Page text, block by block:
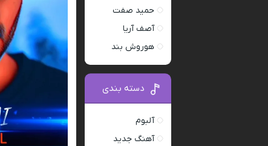
حمید صفت
آصف آریا
هوروش بند
دسته بندی
آلبوم
آهنگ جدید